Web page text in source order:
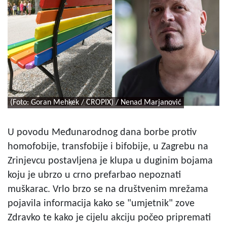
(Foto: Goran Mehkek / CROPIX) / Nenad Marjanović
U povodu Međunarodnog dana borbe protiv
homofobije, transfobije i bifobije, u Zagrebu na
Zrinjevcu postavljena je klupa u duginim bojama
koju je ubrzo u crno prefarbao nepoznati
muškarac. Vrlo brzo se na društvenim mrežama
pojavila informacija kako se "umjetnik" zove
Zdravko te kako je cijelu akciju počeo pripremati